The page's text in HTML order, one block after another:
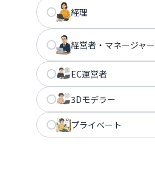
経理
経営者・マネージャー
EC運営者
3Dモデラー
プライベート